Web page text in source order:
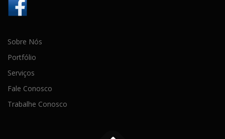
Sobre Nós
Portfólio
Serviços
Fale Conosco
Trabalhe Conosco